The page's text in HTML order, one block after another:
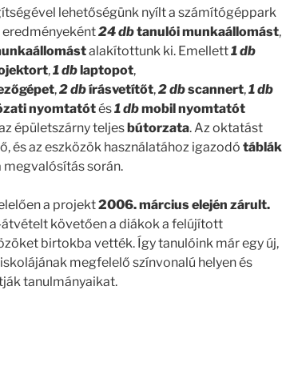
lehetőségünk nyílt a számítógéppark
eredményeként24 dbtanulóimunkaállomást,
alakítottunk ki. Emellett1 db
,1 dblaptopot,
,2 dbírásvetítőt,2 dbscannert,1 db
nyomtatótés1 dbmobil nyomtatót
épületszárny teljesbútorzata. Az oktatást
és az eszközök használatához igazodó táblák
során.
a projekt2006. március elején zárult.
átvételt követően a diákok a felújított
birtokba vették. Így tanulóink már egy új,
megfelelő színvonalú helyen és
tanulmányaikat.